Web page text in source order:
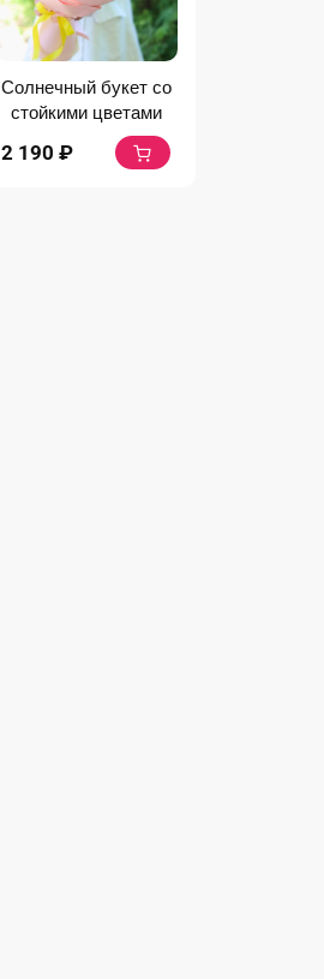
Солнечный букет со
стойкими цветами
2 190 ₽